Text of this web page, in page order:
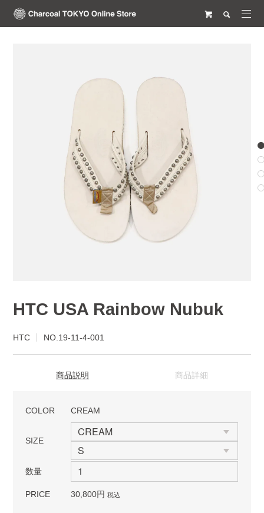
HTC USA Rainbow Nubuk
HTC NO.19-11-4-001
商品説明 商品詳細
COLOR CREAM
SIZE
数量
PRICE 30,800円 税込